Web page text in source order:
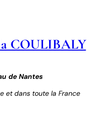
COULIBALY
de Nantes
et dans toute la France